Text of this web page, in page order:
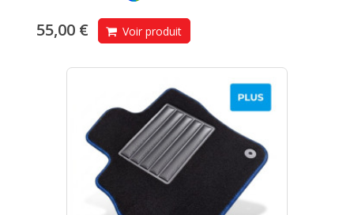
55,00 € Voir produit